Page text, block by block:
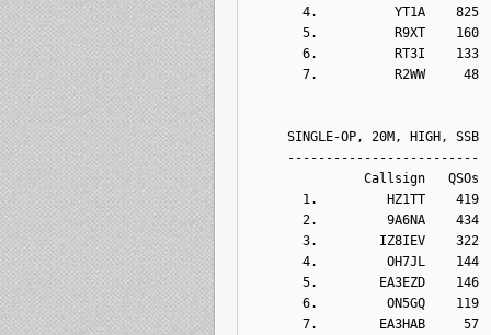
4.          YT1A    825
5.          R9XT    160
6.          RT3I    133
7.          R2WW     48
SINGLE-OP, 20M, HIGH, SSB
-------------------------
Callsign   QSOs  Points
1.         HZ1TT    419
2.         9A6NA    434
3.        IZ8IEV    322
4.         OH7JL    144
5.        EA3EZD    146
6.         ON5GQ    119
7.        EA3HAB     57